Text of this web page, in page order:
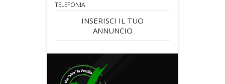
TELEFONIA
INSERISCI IL TUO
ANNUNCIO